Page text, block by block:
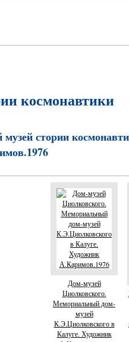
космонавтики
музей стории
Дом-музей
Циолковского.
Мемориальный дом-
музей
К.Э.Циолковского в
Калуге. Художник